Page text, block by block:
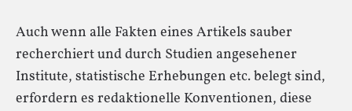
Auch wenn alle Fakten eines Artikels sauber
recherchiert und durch Studien angesehener
Institute, statistische Erhebungen etc. belegt sind,
erfordern es redaktionelle Konventionen, diese